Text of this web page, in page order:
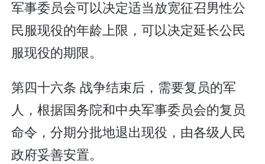
军事委员会可以决定适当放宽征召男性公
民服现役的年龄上限，可以决定延长公民
服现役的期限。
第四十六条 战争结束后，需要复员的军
人，根据国务院和中央军事委员会的复员
命令，分期分批地退出现役，由各级人民
政府妥善安置。